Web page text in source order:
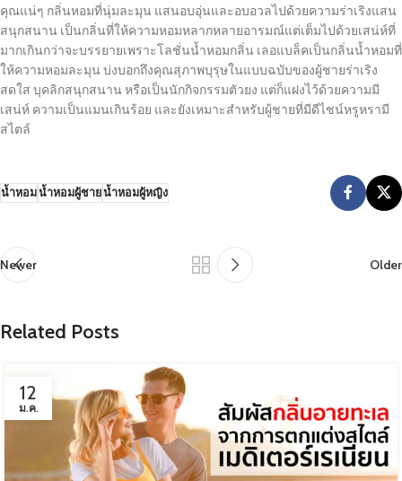
คุณแน่ๆ กลิ่นหอมที่นุ่มละมุน แสนอบอุ่นและอบอวลไปด้วยความร่าเริงแสน
สนุกสนาน เป็นกลิ่นที่ให้ความหอมหลากหลายอารมณ์แต่เต็มไปด้วยเสน่ห์ที่
มากเกินกว่าจะบรรยายเพราะโลชั่นน้ำหอมกลิ่น เลอแบล็คเป็นกลิ่นน้ำหอมที่
ให้ความหอมละมุน บ่งบอกถึงคุณสุภาพบุรุษในแบบฉบับของผู้ชายร่าเริง
สดใส บุคลิกสนุกสนาน หรือเป็นนักกิจกรรมตัวยง แต่ก็แฝงไว้ด้วยความมี
เสน่ห์ ความเป็นแมนเกินร้อย และยังเหมาะสำหรับผู้ชายที่มีดีไชน์หรูหรามี
สไตล์
น้ำหอมน้ำหอมผู้ชายน้ำหอมผู้หญิง
Newer Older
Related Posts
12
ม.ค.